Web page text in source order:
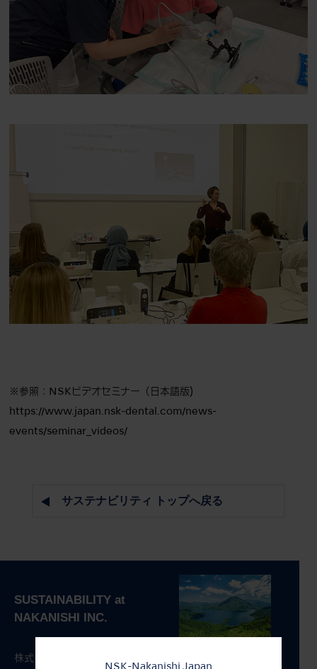
NSK-Nakanishi Japan
※参照：NSKビデオセミナー（日本語版)
https://www.japan.nsk-dental.com/news-
events/seminar_videos/
サステナビリティ トップへ戻る
株式会社ナカニシのサステナビリティ活動について、